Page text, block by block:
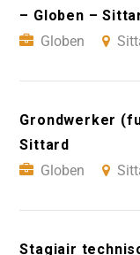
– Globen –
Globen
Grondwerker
Sittard
Globen
Stagiair